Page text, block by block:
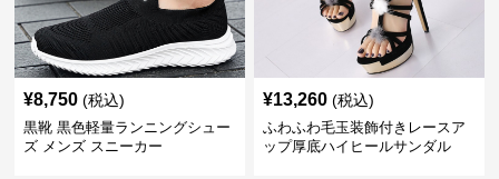
¥8,750 (税込)
黒靴 黒色軽量ランニングシュー
ズ メンズ スニーカー
¥13,260 (税込)
ふわふわ毛玉装飾付きレースア
ップ厚底ハイヒールサンダル